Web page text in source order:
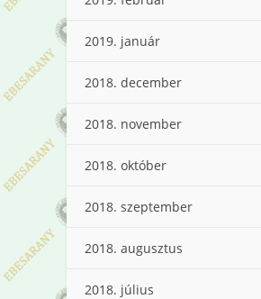
2019. január
2018. december
2018. november
2018. október
2018. szeptember
2018. augusztus
2018. július